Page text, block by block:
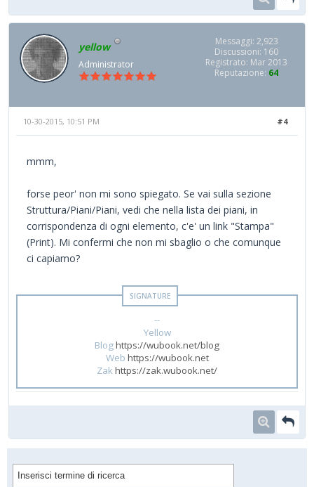
yellow
Administrator
Messaggi: 2,923
Discussioni: 160
Registrato: Mar 2013
Reputazione: 64
#4
10-30-2015, 10:51 PM
mmm,
forse peor' non mi sono spiegato. Se vai sulla sezione
Struttura/Piani/Piani, vedi che nella lista dei piani, in
corrispondenza di ogni elemento, c'e' un link "Stampa"
(Print). Mi confermi che non mi sbaglio o che comunque
ci capiamo?
--
Yellow
Bloghttps://wubook.net/blog
Web https://wubook.net
Zak https://zak.wubook.net/